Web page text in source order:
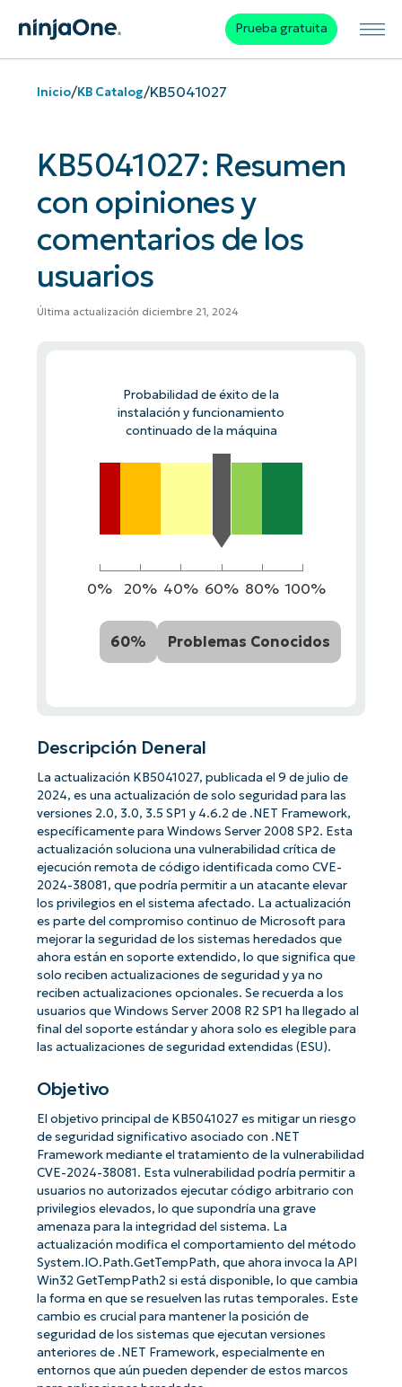
Prueba gratuita
Inicio/KB Catalog/KB5041027
KB5041027: Resumen
con opiniones y
comentarios de los
usuarios
Última actualización diciembre 21, 2024
Probabilidad de éxito de la
instalación y funcionamiento
continuado de la máquina
0% 20% 40% 60% 80% 100%
60% Problemas Conocidos
Descripción Deneral
La actualización KB5041027, publicada el 9 de julio de
2024, es una actualización de solo seguridad para las
versiones 2.0, 3.0, 3.5 SP1 y 4.6.2 de .NET Framework,
específicamente para Windows Server 2008 SP2. Esta
actualización soluciona una vulnerabilidad crítica de
ejecución remota de código identificada como CVE-
2024-38081, que podría permitir a un atacante elevar
los privilegios en el sistema afectado. La actualización
es parte del compromiso continuo de Microsoft para
mejorar la seguridad de los sistemas heredados que
ahora están en soporte extendido, lo que significa que
solo reciben actualizaciones de seguridad y ya no
reciben actualizaciones opcionales. Se recuerda a los
usuarios que Windows Server 2008 R2 SP1 ha llegado al
final del soporte estándar y ahora solo es elegible para
las actualizaciones de seguridad extendidas (ESU).
Objetivo
El objetivo principal de KB5041027 es mitigar un riesgo
de seguridad significativo asociado con .NET
Framework mediante el tratamiento de la vulnerabilidad
CVE-2024-38081. Esta vulnerabilidad podría permitir a
usuarios no autorizados ejecutar código arbitrario con
privilegios elevados, lo que supondría una grave
amenaza para la integridad del sistema. La
actualización modifica el comportamiento del método
System.IO.Path.GetTempPath, que ahora invoca la API
Win32 GetTempPath2 si está disponible, lo que cambia
la forma en que se resuelven las rutas temporales. Este
cambio es crucial para mantener la posición de
seguridad de los sistemas que ejecutan versiones
anteriores de .NET Framework, especialmente en
entornos que aún pueden depender de estos marcos